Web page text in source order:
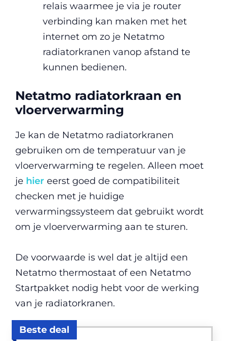
relais waarmee je via je router
verbinding kan maken met het
internet om zo je Netatmo
radiatorkranen vanop afstand te
kunnen bedienen.
Netatmo radiatorkraan en
vloerverwarming
Je kan de Netatmo radiatorkranen
gebruiken om de temperatuur van je
vloerverwarming te regelen. Alleen moet
je hier eerst goed de compatibiliteit
checken met je huidige
verwarmingssysteem dat gebruikt wordt
om je vloerverwarming aan te sturen.
De voorwaarde is wel dat je altijd een
Netatmo thermostaat of een Netatmo
Startpakket nodig hebt voor de werking
van je radiatorkranen.
Beste deal